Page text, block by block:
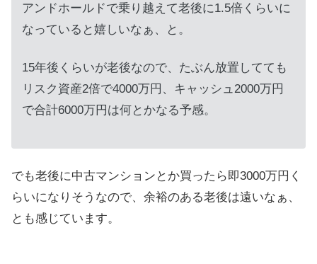
アンドホールドで乗り越えて老後に1.5倍くらいに
なっていると嬉しいなぁ、と。
15年後くらいが老後なので、たぶん放置してても
リスク資産2倍で4000万円、キャッシュ2000万円
で合計6000万円は何とかなる予感。
でも老後に中古マンションとか買ったら即3000万円く
らいになりそうなので、余裕のある老後は遠いなぁ、
とも感じています。